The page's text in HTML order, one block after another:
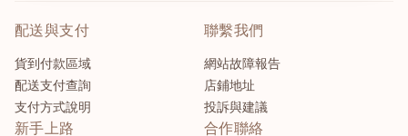
配送與支付
貨到付款區域
配送支付查詢
支付方式說明
聯繫我們
網站故障報告
店鋪地址
投訴與建議
新手上路 合作聯絡